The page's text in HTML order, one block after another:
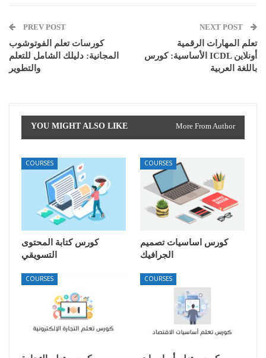
PREV POST
كورسات تعلم الفوتوشوب
المجانية: دليلك الشامل للتعلم
والتطوير
NEXT POST
تعلم المهارات الرقمية
الأساسية: كورس ICDL أونلاين
باللغة العربية
YOU MIGHT ALSO LIKE More From Author
COURSES
كورس كتابة المحتوى
التسويقي
COURSES
كورس اساسيات تصميم
الجرافيك
COURSES COURSES